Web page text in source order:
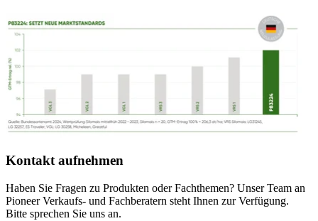
Kontakt aufnehmen
Haben Sie Fragen zu Produkten oder Fachthemen? Unser Team an
Pioneer Verkaufs- und Fachberatern steht Ihnen zur Verfügung.
Bitte sprechen Sie uns an.